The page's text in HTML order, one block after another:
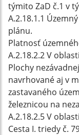
týmito ZaD č.1 v
A.2.18.1.1
plánu.
Platnosť
A.2.18.2.2 V
Plochy
navrhované aj v
zastavaného
železnicou na
A.2.18.2.5 V
Cesta I. triedy č.